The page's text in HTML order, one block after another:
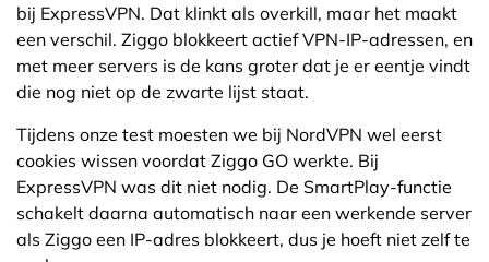
bij ExpressVPN. Dat klinkt als overkill, maar het maakt
een verschil. Ziggo blokkeert actief VPN-IP-adressen, en
met meer servers is de kans groter dat je er eentje vindt
die nog niet op de zwarte lijst staat.
Tijdens onze test moesten we bij NordVPN wel eerst
cookies wissen voordat Ziggo GO werkte. Bij
ExpressVPN was dit niet nodig. De SmartPlay-functie
schakelt daarna automatisch naar een werkende server
als Ziggo een IP-adres blokkeert, dus je hoeft niet zelf te